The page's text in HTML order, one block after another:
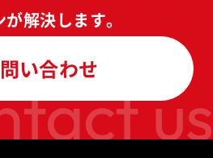
us
解決します。
い合わせ